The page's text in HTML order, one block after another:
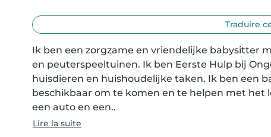
Traduire
Ik ben een zorgzame en vriendelijke babysitter
en peuterspeeltuinen. Ik ben Eerste Hulp bij
huisdieren en huishoudelijke taken. Ik ben een
beschikbaar om te komen en te helpen met het
een auto en een..
Lire la suite